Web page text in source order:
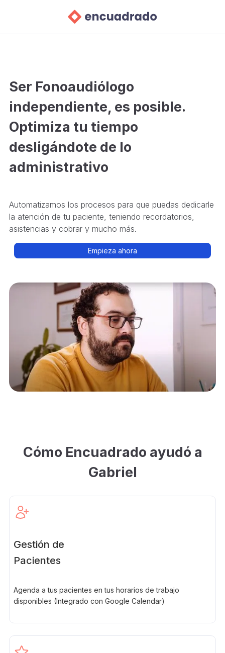
Ser Fonoaudiólogo
independiente, es posible.
Optimiza tu tiempo
desligándote de lo
administrativo
Automatizamos los procesos para que puedas dedicarle
la atención de tu paciente, teniendo recordatorios,
asistencias y cobrar y mucho más.
Empieza ahora
Cómo Encuadrado ayudó a
Gabriel
Gestión de
Pacientes
Agenda a tus pacientes en tus horarios de trabajo
disponibles (Integrado con Google Calendar)